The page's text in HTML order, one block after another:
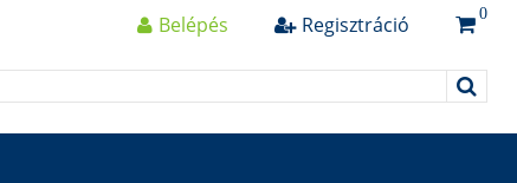
Belépés Regisztráció 0